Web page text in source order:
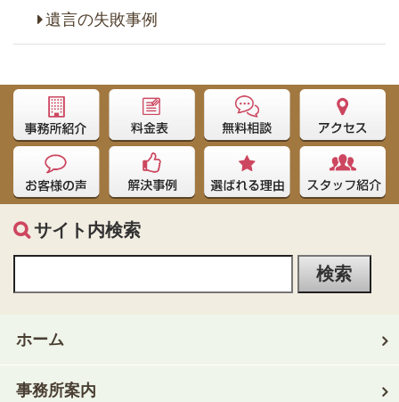
遺言の失敗事例
サイト内検索
ホーム
事務所案内